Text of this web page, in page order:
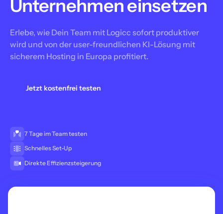
Unternehmen einsetzen
Erlebe, wie Dein Team mit Logicc sofort produktiver
wird und von der user-freundlichen KI-Lösung mit
sicherem Hosting in Europa profitiert.
Jetzt kostenfrei testen
7 Tage im Team testen
Schnelles Set-Up
Direkte Effizienzsteigerung